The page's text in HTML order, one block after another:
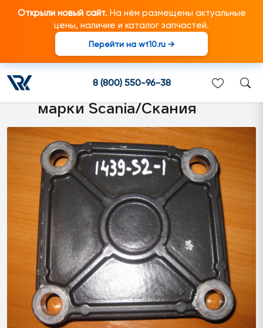
Открыли новый сайт.На нём размещены актуальные
цены, наличие и каталог запчастей.
Перейти на wt10.ru →
8 (800) 550-96-38
1422633 Крышка корпуса
переключателя передач
подходит для грузовиков
марки Scania/Скания